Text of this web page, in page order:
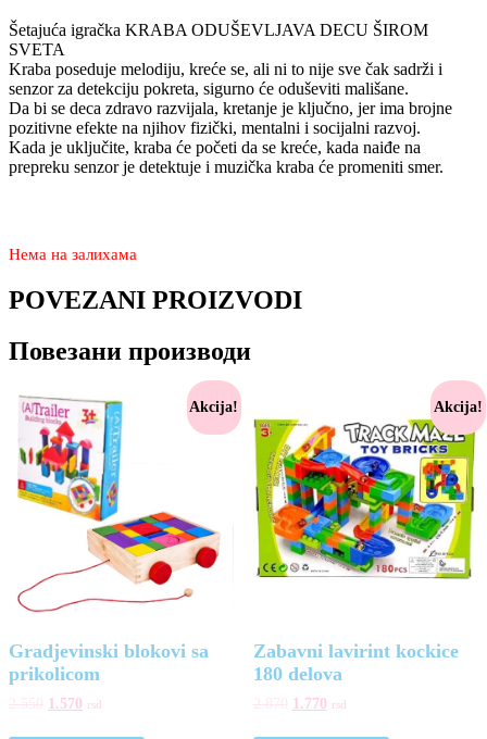
Šetajuća igračka KRABA ODUŠEVLJAVA DECU ŠIROM
SVETA
Kraba poseduje melodiju, kreće se, ali ni to nije sve čak sadrži i
senzor za detekciju pokreta, sigurno će oduševiti mališane.
Da bi se deca zdravo razvijala, kretanje je ključno, jer ima brojne
pozitivne efekte na njihov fizički, mentalni i socijalni razvoj.
Kada je uključite, kraba će početi da se kreće, kada naiđe na
prepreku senzor je detektuje i muzička kraba će promeniti smer.
Нема на залихама
POVEZANI PROIZVODI
Повезани производи
Akcija!
Gradjevinski blokovi sa
prikolicom
1.570 rsd
Akcija!
Zabavni lavirint kockice
180 delova
1.770 rsd